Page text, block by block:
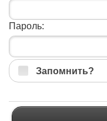
Пароль:
Запомнить?